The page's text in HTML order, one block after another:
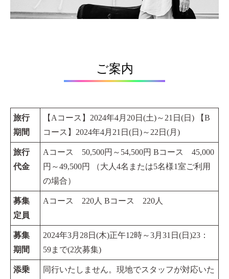
ご案内
旅行
期間
【Aコース】2024年4月20日(土)～21日(日) 【B
コース】2024年4月21日(日)～22日(月)
旅行
代金
Aコース 50,500円～54,500円 Bコース 45,000
円～49,500円 （大人4名または5名様1室ご利用
の場合）
募集
定員
Aコース 220人 Bコース 220人
募集
期間
2024年3月28日(木)正午12時～3月31日(日)23：
59まで(2次募集)
添乗
同行いたしません。現地でスタッフが対応いた